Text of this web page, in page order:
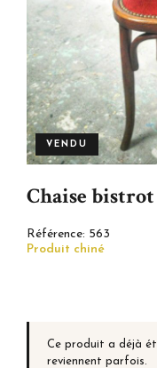
VENDU
Chaise
Référence: 563
Produit chiné
Ce produit a déjà
reviennent parfois.